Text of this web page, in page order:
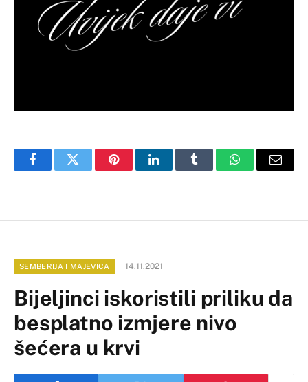
FacebookTwitter PinterestLinkedInTumblr WhatsAppEmail
SEMBERIJA I MAJEVICA 14.11.2021
Bijeljinci iskoristili priliku da
besplatno izmjere nivo
šećera u krvi